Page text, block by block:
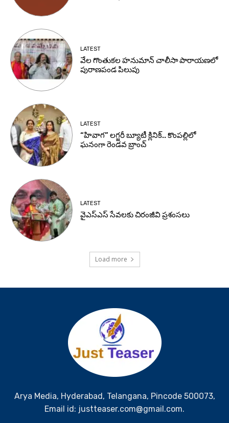
LATEST
వేల గొంతుకల హనుమాన్ చాలీసా పారాయణలో
పురాణపండ పిలుపు
LATEST
“హివాగ” లగ్జరీ బ్యూటీ క్లినిక్.. కొంపల్లిలో
ఘనంగా రెండవ బ్రాంచ్
LATEST
వైఎస్ఎస్ సేవలకు చిరంజీవి ప్రశంసలు
Load more
Arya Media, Hyderabad, Telangana, Pincode 500073,
Email id: justteaser.com@gmail.com.